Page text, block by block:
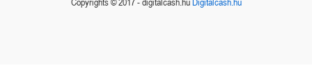
Copyrights © 2017 - digitalcash.huDigitalcash.hu